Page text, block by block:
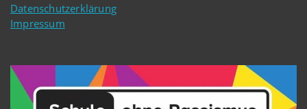
Datenschutzerklärung
Impressum